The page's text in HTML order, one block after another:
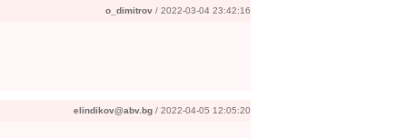
o_dimitrov / 2022-03-04 23:42:16
elindikov@abv.bg / 2022-04-05 12:05:20